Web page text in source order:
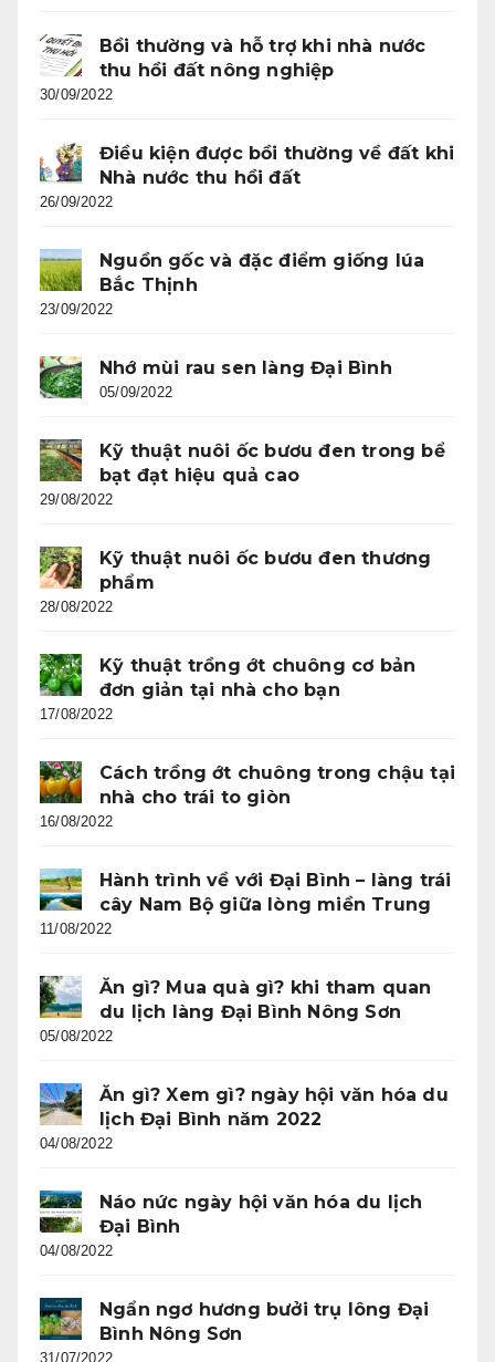
Bồi thường và hỗ trợ khi nhà nước
thu hồi đất nông nghiệp
30/09/2022
Điều kiện được bồi thường về đất khi
Nhà nước thu hồi đất
26/09/2022
Nguồn gốc và đặc điểm giống lúa
Bắc Thịnh
23/09/2022
Nhớ mùi rau sen làng Đại Bình
05/09/2022
Kỹ thuật nuôi ốc bươu đen trong bể
bạt đạt hiệu quả cao
29/08/2022
Kỹ thuật nuôi ốc bươu đen thương
phẩm
28/08/2022
Kỹ thuật trồng ớt chuông cơ bản
đơn giản tại nhà cho bạn
17/08/2022
Cách trồng ớt chuông trong chậu tại
nhà cho trái to giòn
16/08/2022
Hành trình về với Đại Bình – làng trái
cây Nam Bộ giữa lòng miền Trung
11/08/2022
Ăn gì? Mua quà gì? khi tham quan
du lịch làng Đại Bình Nông Sơn
05/08/2022
Ăn gì? Xem gì? ngày hội văn hóa du
lịch Đại Bình năm 2022
04/08/2022
Náo nức ngày hội văn hóa du lịch
Đại Bình
04/08/2022
Ngẩn ngơ hương bưởi trụ lông Đại
Bình Nông Sơn
31/07/2022